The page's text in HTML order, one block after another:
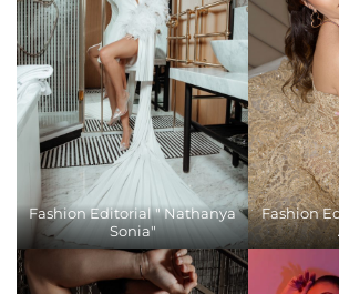
Fashion Editorial " Nathanya
Sonia"
Fashion